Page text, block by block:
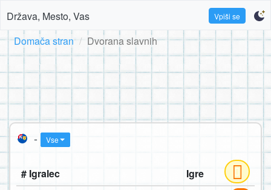
Država, Mesto, Vas Vpiši se
Domača stran Dvorana slavnih
- Vse
# Igralec
Igre